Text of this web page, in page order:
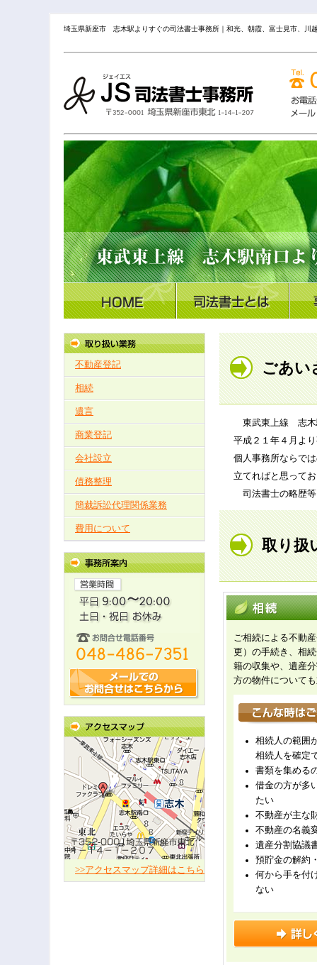
埼玉県新座市 志木駅よりすぐの司法書士事務所｜和光、朝霞、富士見市、川
ごあい
東武東上線 志木
平成２１年４月よ
個人事務所ならで
立てればと思って
司法書士の略歴
取り扱
ご相続による不動
更）の手続き、相
籍の収集や、遺産
方の物件について
相続人の範囲
相続人を確定
書類を集める
借金の方が多
たい
不動産が主な
不動産の名義
遺産分割協議
預貯金の解約
何から手を付
ない
不動産登記
相続
遺言
商業登記
会社設立
債務整理
簡裁訴訟代理関係業務
費用について
>>アクセスマップ詳細はこちら